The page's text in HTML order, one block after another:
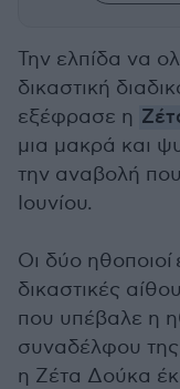
Την ελπίδα να
δικαστική
εξέφρασε η
μια μακρά και
την αναβολή που
Ιουνίου.
Οι δύο ηθοποιοί
δικαστικές
που υπέβαλε η
συναδέλφου
η Ζέτα Δούκα